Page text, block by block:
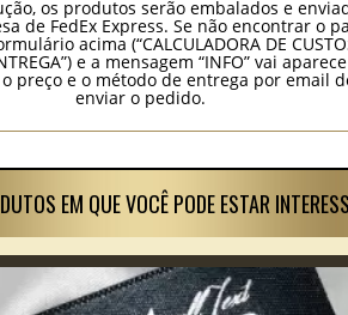
os produtos serão embalados e
de FedEx Express. Se não encontrar o
acima (“CALCULADORA DE
e a mensagem “INFO” vai
preço e o método de entrega por email
enviar o pedido.
EM QUE VOCÊ PODE ESTAR